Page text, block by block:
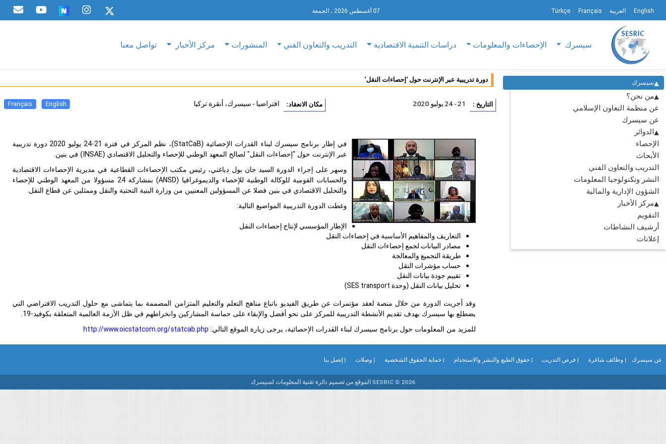
English العربية Français
Türkçe 07 أغسطس 2026 ، الجمعة
سيسرك الإحصاءات والمعلومات دراسات التنمية الاقتصادية التدريب والتعاون الفني المنشورات مركز الأخبار تواصل معنا
سيسرك
من نحن؟
عن منظمة التعاون الإسلامي
عن سيسرك
الدوائر
الإحصاء
الأبحاث
التدريب والتعاون الفني
النشر وتكنولوجيا المعلومات
الشؤون الإدارية والمالية
مركز الأخبار
التقويم
أرشيف النشاطات
إعلانات
دورة تدريبية عبر الإنترنت حول ’إحصاءات النقل‘
التاريخ : 21 - 24 يوليو 2020 مكان الانعقاد: افتراضيا - سيسرك، أنقرة تركيا English
Français
في إطار برنامج سيسرك لبناء القدرات الإحصائية (StatCaB)، نظم المركز في فترة 21-24 يوليو 2020 دورة تدريبية
عبر الإنترنت حول "إحصاءات النقل" لصالح المعهد الوطني للإحصاء والتحليل الاقتصادي (INSAE) في بنين.
وسهر على إجراء الدورة السيد جان بول دياغني، رئيس مكتب الإحصاءات القطاعية في مديرية الإحصاءات الاقتصادية
والحسابات القومية للوكالة الوطنية للإحصاء والديموغرافيا (ANSD
) بمشاركة 24 مسؤولا من المعهد الوطني للإحصاء
والتحليل الاقتصادي في بنين فضلا عن المسؤولين المعنيين من وزارة البنية التحتية والنقل وممثلين عن قطاع النقل.
وغطت الدورة التدريبية المواضيع التالية:
الإطار المؤسسي لإنتاج إحصاءات النقل
التعاريف والمفاهيم الأساسية في إحصاءات النقل
مصادر البيانات لجمع إحصاءات النقل
طريقة التجميع والمعالجة
حساب مؤشرات النقل
تقييم جودة بيانات النقل
تحليل بيانات النقل (وحدة SES transport
)
وقد أجريت الدورة من خلال منصة لعقد مؤتمرات عن طريق الفيديو باتباع مناهج التعلم والتعليم المتزامن المصممة بما يتماشى مع حلول التدريب الافتراضي التي
يضطلع بها سيسرك بهدف تقديم الأنشطة التدريبية للمركز على نحو أفضل والإبقاء على حماسة المشاركين وانخراطهم في ظل الأزمة العالمية المتعلقة بكوفيد-19.
للمزيد من المعلومات حول برنامج سيسرك لبناء القدرات الإحصائية، يرجى زيارة الموقع التالي: http://www.oicstatcom.org/statcab.php
عن سيسرك | وظائف شاغرة | فرص التدريب | حقوق الطبع والنشر والاستخدام | حماية الحقوق الشخصية | وصلات | إتصل بنا
SESRIC © 2026 الموقع من تصميم دائرة تقنية المعلومات لسيسرك